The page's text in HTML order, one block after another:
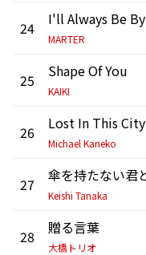
24
MARTER
25 Shape Of You
KAIKI
26 Lost In This City
Michael Kaneko
27
Keishi Tanaka
28 贈る言葉
大橋トリオ